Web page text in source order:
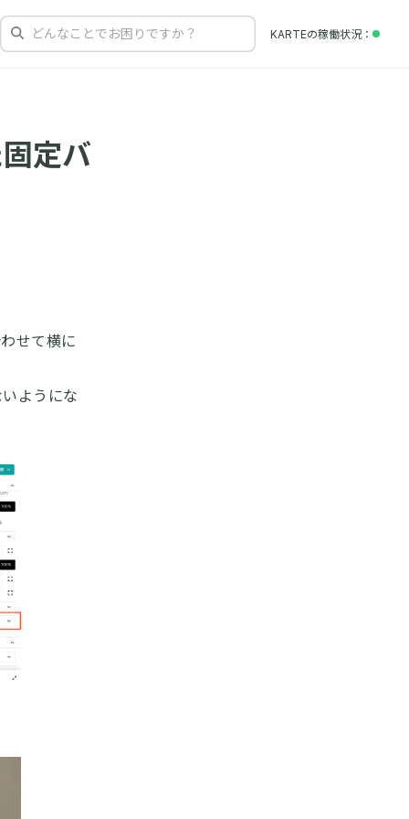
どんなことでお困りですか？ KARTEの稼働状況
定バ
せて横に
ようにな